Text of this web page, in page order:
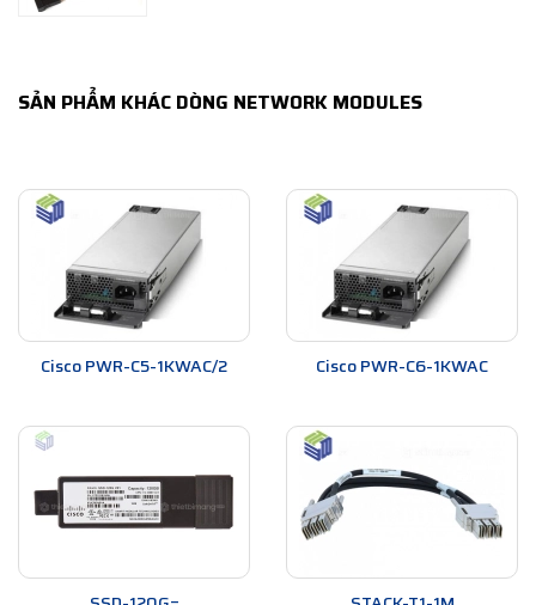
SẢN PHẨM KHÁC DÒNG NETWORK MODULES
Cisco PWR-C5-1KWAC/2 Cisco PWR-C6-1KWAC